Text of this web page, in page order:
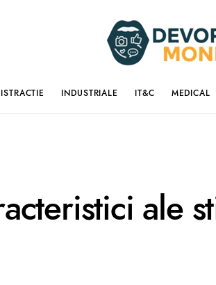
INDUSTRIALE IT&C MEDICAL
ale